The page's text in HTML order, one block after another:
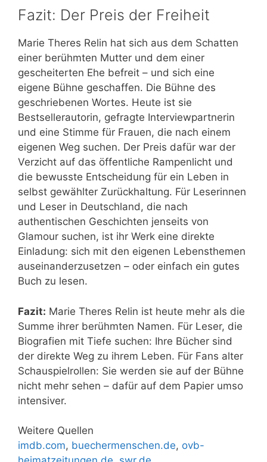
Fazit: Der Preis der Freiheit
Marie Theres Relin hat sich aus dem Schatten
einer berühmten Mutter und dem einer
gescheiterten Ehe befreit – und sich eine
eigene Bühne geschaffen. Die Bühne des
geschriebenen Wortes. Heute ist sie
Bestsellerautorin, gefragte Interviewpartnerin
und eine Stimme für Frauen, die nach einem
eigenen Weg suchen. Der Preis dafür war der
Verzicht auf das öffentliche Rampenlicht und
die bewusste Entscheidung für ein Leben in
selbst gewählter Zurückhaltung. Für Leserinnen
und Leser in Deutschland, die nach
authentischen Geschichten jenseits von
Glamour suchen, ist ihr Werk eine direkte
Einladung: sich mit den eigenen Lebensthemen
auseinanderzusetzen – oder einfach ein gutes
Buch zu lesen.
Fazit: Marie Theres Relin ist heute mehr als die
Summe ihrer berühmten Namen. Für Leser, die
Biografien mit Tiefe suchen: Ihre Bücher sind
der direkte Weg zu ihrem Leben. Für Fans alter
Schauspielrollen: Sie werden sie auf der Bühne
nicht mehr sehen – dafür auf dem Papier umso
intensiver.
Weitere Quellen
imdb.com, buechermenschen.de, ovb-